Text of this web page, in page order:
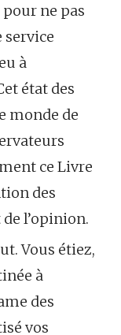
ne pas
service
à
état des
monde de
ce Livre
des
l’opinion.
Vous étiez,
à
des
vos